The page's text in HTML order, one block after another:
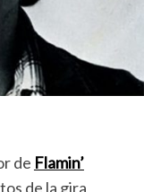
de Flamin’
de la gira